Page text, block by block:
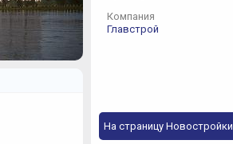
Компания
Главстрой
На страницу Новостройки